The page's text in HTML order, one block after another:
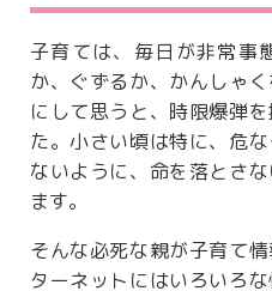
子育ては、毎日が非常事
か、ぐずるか、かんしゃ
にして思うと、時限爆弾
た。小さい頃は特に、危
ないように、命を落とさ
ます。
そんな必死な親が子育て
ターネットにはいろいろ